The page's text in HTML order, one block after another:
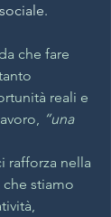
che fare
reali e
“una
rafforza nella
stiamo